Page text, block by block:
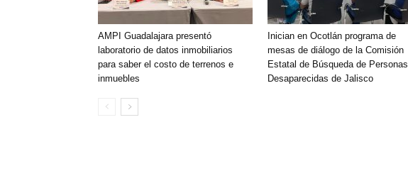
AMPI Guadalajara presentó
laboratorio de datos inmobiliarios
para saber el costo de terrenos e
inmuebles
Inician en Ocotlán programa de
mesas de diálogo de la Comisión
Estatal de Búsqueda de Personas
Desaparecidas de Jalisco